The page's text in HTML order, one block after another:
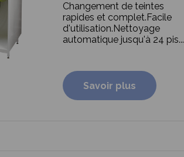
Changement de teintes
rapides et complet. Facile
d'utilisation. Nettoyage
automatique jusqu'à 24 pis...
Savoir plus